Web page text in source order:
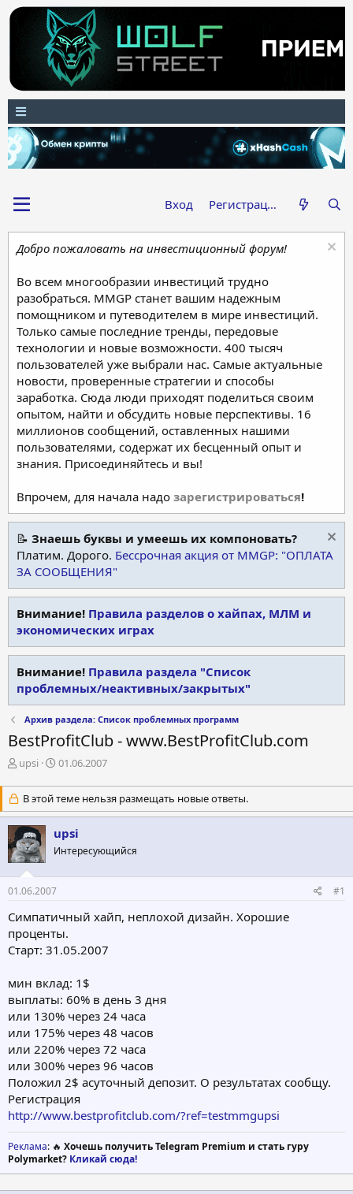
Вход Регистрация
Добро пожаловать на инвестиционный форум!
Во всем многообразии инвестиций трудно
разобраться. MMGP станет вашим надежным
помощником и путеводителем в мире инвестиций.
Только самые последние тренды, передовые
технологии и новые возможности. 400 тысяч
пользователей уже выбрали нас. Самые актуальные
новости, проверенные стратегии и способы
заработка. Сюда люди приходят поделиться своим
опытом, найти и обсудить новые перспективы. 16
миллионов сообщений, оставленных нашими
пользователями, содержат их бесценный опыт и
знания. Присоединяйтесь и вы!
Впрочем, для начала надо зарегистрироваться!
📝 Знаешь буквы и умеешь их компоновать?
Платим. Дорого. Бессрочная акция от MMGP: "ОПЛАТА
ЗА СООБЩЕНИЯ"
Внимание! Правила разделов о хайпах, МЛМ и
экономических играх
Внимание! Правила раздела "Список
проблемных/неактивных/закрытых"
Архив раздела: Список проблемных программ
BestProfitClub - www.BestProfitClub.com
А
т
о
р
е
м
ы
upsi
Д
т
а
н
а
ч
л
01.06.2007
В этой теме нельзя размещать новые ответы.
upsi
Интересующийся
01.06.2007 #1
Симпатичный хайп, неплохой дизайн. Хорошие
проценты.
Старт: 31.05.2007
мин вклад: 1$
выплаты: 60% в день 3 дня
или 130% через 24 часа
или 175% через 48 часов
или 220% через 72 часа
или 300% через 96 часов
Положил 2$ асуточный депозит. О результатах сообщу.
Регистрация
http://www.bestprofitclub.com/?ref=testmmgupsi
Реклама: 🔥 Хочешь получить Telegram Premium и стать гуру
Polymarket? Кликай сюда!